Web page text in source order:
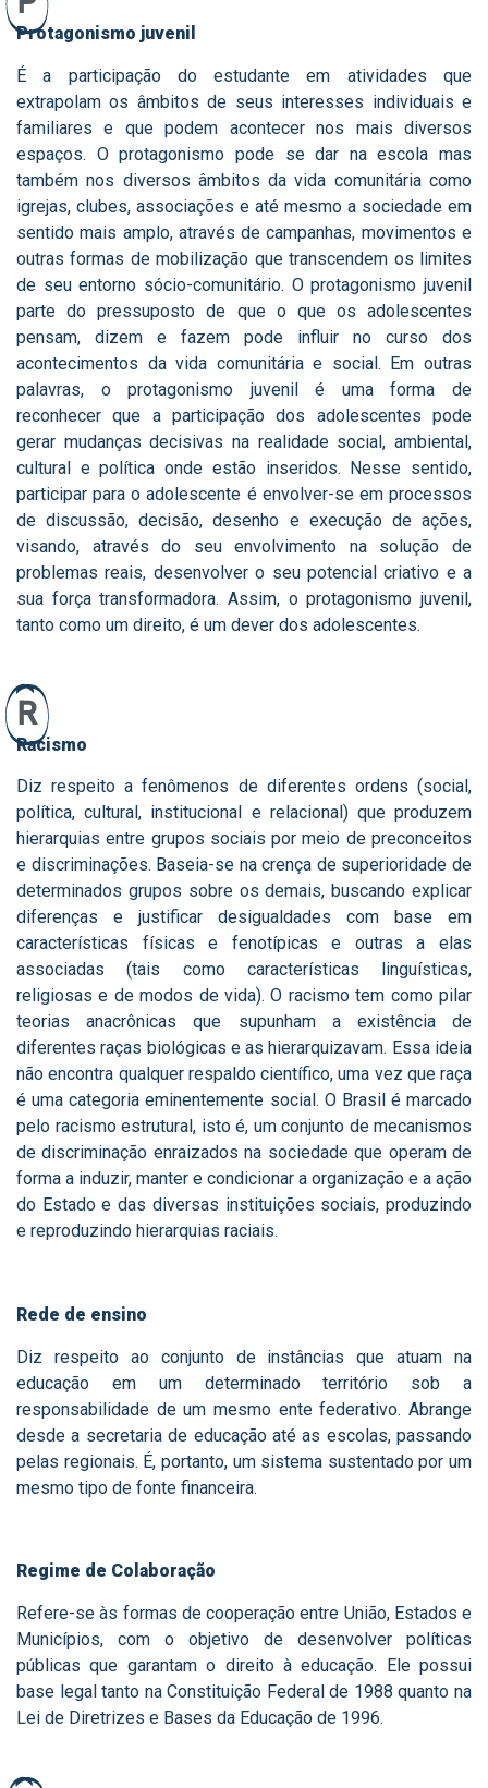
Protagonismo juvenil
É a participação do estudante em atividades que
extrapolam os âmbitos de seus interesses individuais e
familiares e que podem acontecer nos mais diversos
espaços. O protagonismo pode se dar na escola mas
também nos diversos âmbitos da vida comunitária como
igrejas, clubes, associações e até mesmo a sociedade em
sentido mais amplo, através de campanhas, movimentos e
outras formas de mobilização que transcendem os limites
de seu entorno sócio-comunitário. O protagonismo juvenil
parte do pressuposto de que o que os adolescentes
pensam, dizem e fazem pode influir no curso dos
acontecimentos da vida comunitária e social. Em outras
palavras, o protagonismo juvenil é uma forma de
reconhecer que a participação dos adolescentes pode
gerar mudanças decisivas na realidade social, ambiental,
cultural e política onde estão inseridos. Nesse sentido,
participar para o adolescente é envolver-se em processos
de discussão, decisão, desenho e execução de ações,
visando, através do seu envolvimento na solução de
problemas reais, desenvolver o seu potencial criativo e a
sua força transformadora. Assim, o protagonismo juvenil,
tanto como um direito, é um dever dos adolescentes.
R
Racismo
Diz respeito a fenômenos de diferentes ordens (social,
política, cultural, institucional e relacional) que produzem
hierarquias entre grupos sociais por meio de preconceitos
e discriminações. Baseia-se na crença de superioridade de
determinados grupos sobre os demais, buscando explicar
diferenças e justificar desigualdades com base em
características físicas e fenotípicas e outras a elas
associadas (tais como características linguísticas,
religiosas e de modos de vida). O racismo tem como pilar
teorias anacrônicas que supunham a existência de
diferentes raças biológicas e as hierarquizavam. Essa ideia
não encontra qualquer respaldo científico, uma vez que raça
é uma categoria eminentemente social. O Brasil é marcado
pelo racismo estrutural, isto é, um conjunto de mecanismos
de discriminação enraizados na sociedade que operam de
forma a induzir, manter e condicionar a organização e a ação
do Estado e das diversas instituições sociais, produzindo
e reproduzindo hierarquias raciais.
Rede de ensino
Diz respeito ao conjunto de instâncias que atuam na
educação em um determinado território sob a
responsabilidade de um mesmo ente federativo. Abrange
desde a secretaria de educação até as escolas, passando
pelas regionais. É, portanto, um sistema sustentado por um
mesmo tipo de fonte financeira.
Regime de Colaboração
Refere-se às formas de cooperação entre União, Estados e
Municípios, com o objetivo de desenvolver políticas
públicas que garantam o direito à educação. Ele possui
base legal tanto na Constituição Federal de 1988 quanto na
Lei de Diretrizes e Bases da Educação de 1996.